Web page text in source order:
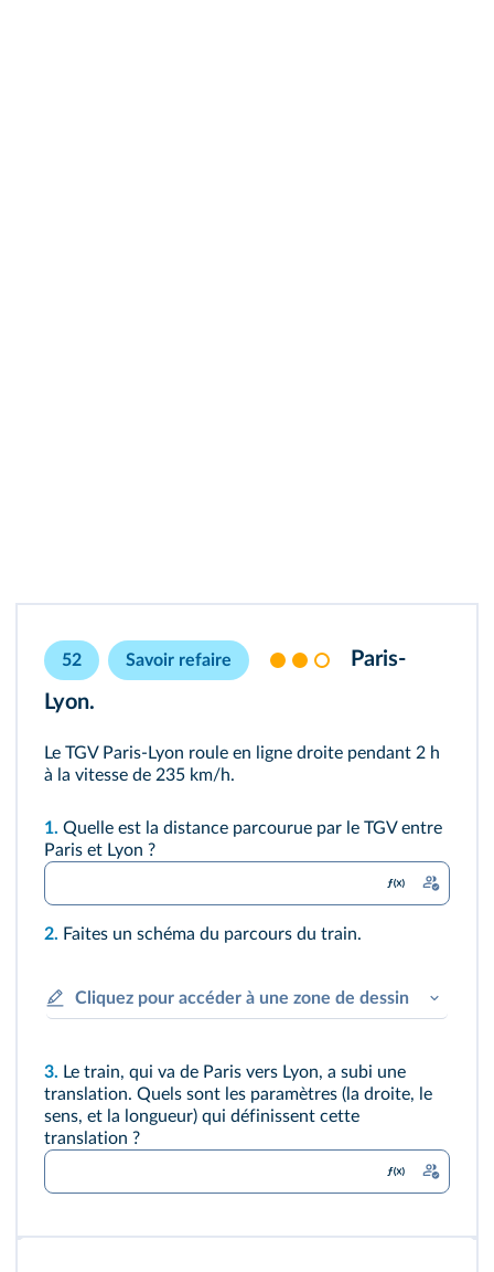
52 Savoir refaire
Paris-
Lyon.
Le TGV Paris-Lyon roule en ligne droite pendant 2 h
à la vitesse de 235 km/h.
1. Quelle est la distance parcourue par le TGV entre
Paris et Lyon ?
2. Faites un schéma du parcours du train.
Cliquez pour accéder à une zone de dessin
3. Le train, qui va de Paris vers Lyon, a subi une
translation. Quels sont les paramètres (la droite, le
sens, et la longueur) qui définissent cette
translation ?